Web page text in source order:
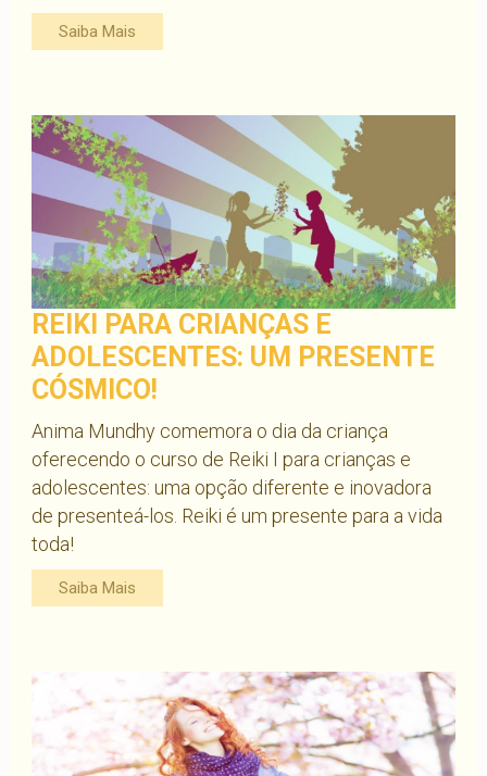
Saiba Mais
REIKI PARA CRIANÇAS E
ADOLESCENTES: UM PRESENTE
CÓSMICO!
Anima Mundhy comemora o dia da criança
oferecendo o curso de Reiki I para crianças e
adolescentes: uma opção diferente e inovadora
de presenteá-los. Reiki é um presente para a vida
toda!
Saiba Mais